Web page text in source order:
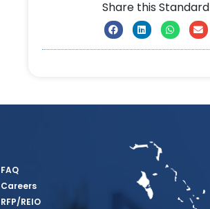
Share this Standard
FAQ
Careers
RFP/REIO